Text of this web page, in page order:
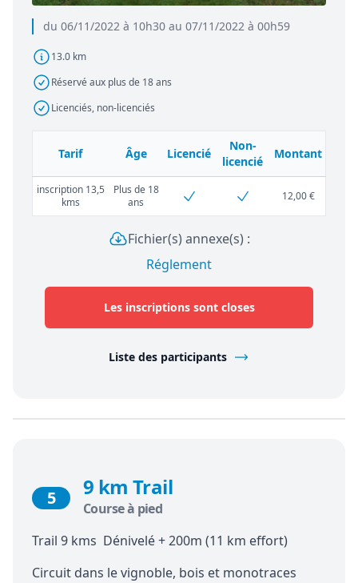
du 06/11/2022 à 10h30 au 07/11/2022 à 00h59
13.0 km
Réservé aux plus de 18 ans
Licenciés, non-licenciés
Tarif Âge Licencié
Non-
licencié
Montant
inscription 13,5
kms
Plus de 18
ans
12,00 €
Fichier(s) annexe(s) :
Réglement
Les inscriptions sont closes
Liste des participants
5 9 km Trail
Course à pied
Trail 9 kms Dénivelé + 200m (11 km effort)
Circuit dans le vignoble, bois et monotraces